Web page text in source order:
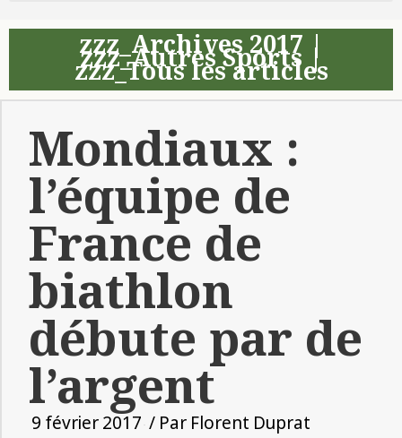
zzz_Archives 2017 |
zzz_Autres Sports|
zzz_Tous les articles
Mondiaux :
l’équipe de
France de
biathlon
débute par de
l’argent
9 février 2017 / Par Florent Duprat